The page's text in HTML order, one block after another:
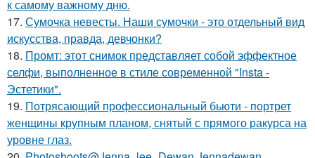
к самому важному дню.
17. Сумочка невесты. Наши сумочки - это отдельный вид
искусства, правда, девчонки?
18. Промт: этот снимок представляет собой эффектное
селфи, выполненное в стиле современной "Insta -
Эстетики".
19. Потрясающий профессиональный бьюти - портрет
женщины крупным планом, снятый с прямого ракурса на
уровне глаз.